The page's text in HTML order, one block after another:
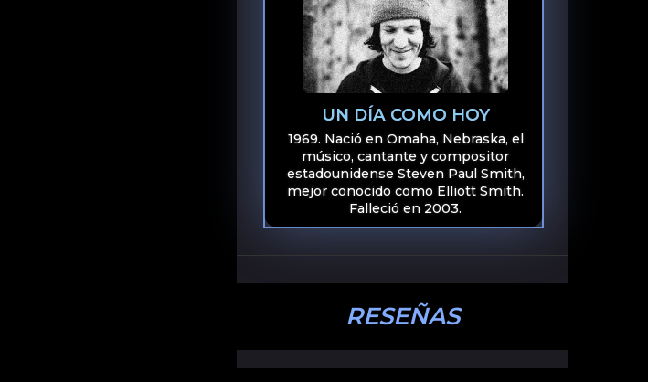
UN DÍA COMO HOY
1969. Nació en Omaha, Nebraska, el
músico, cantante y compositor
estadounidense Steven Paul Smith,
mejor conocido como Elliott Smith.
Falleció en 2003.
RESEÑAS